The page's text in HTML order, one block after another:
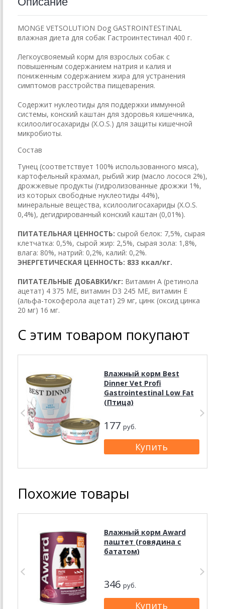
MONGE VETSOLUTION Dog GASTROINTESTINAL
влажная диета для собак Гастроинтестинал 400 г.
Легкоусвояемый корм для взрослых собак с
повышенным содержанием натрия и калия и
пониженным содержанием жира для устранения
симптомов расстройства пищеварения.
Содержит нуклеотиды для поддержки иммунной
системы, конский каштан для здоровья кишечника,
ксилоолигосахариды (X.O.S.) для защиты кишечной
микробиоты.
Состав
Тунец (соответствует 100% использованного мяса),
картофельный крахмал, рыбий жир (масло лосося 2%),
дрожжевые продукты (гидролизованные дрожжи 1%,
из которых свободные нуклеотиды 44%),
минеральные вещества, ксилоолигосахариды (X.O.S.
0,4%), дегидрированный конский каштан (0,01%).
ПИТАТЕЛЬНАЯ ЦЕННОСТЬ: сырой белок: 7,5%, сырая
клетчатка: 0,5%, сырой жир: 2,5%, сырая зола: 1,8%,
влага: 80%, натрий: 0,2%, калий: 0,2%.
ЭНЕРГЕТИЧЕСКАЯ ЦЕННОСТЬ: 833 ккал/кг.
ПИТАТЕЛЬНЫЕ ДОБАВКИ/кг: Витамин А (ретинола
ацетат) 4 375 МЕ, витамин D3 245 МЕ, витамин Е
(альфа-токоферола ацетат) 29 мг, цинк (оксид цинка
20 мг) 16 мг.
С этим товаром покупают
Влажный корм Best
Dinner Vet Profi
Gastrointestinal Low Fat
(Птица)
177 руб.
Похожие товары
Влажный корм Award
паштет (говядина с
бататом)
346 руб.